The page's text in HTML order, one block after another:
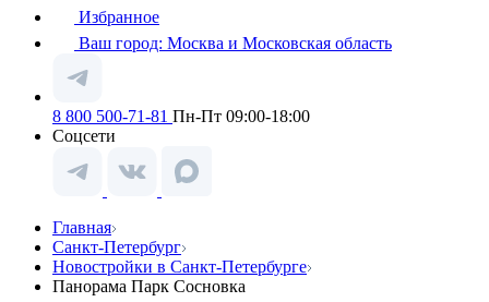
Избранное
Ваш город: Москва и Московская область
8 800 500-71-81 Пн-Пт 09:00-18:00
Соцсети
Главная
Санкт-Петербург
Новостройки в Санкт-Петербурге
Панорама Парк Сосновка